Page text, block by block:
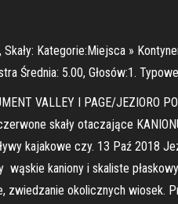
Kategorie:Miejsca »
Średnia: 5.00, Głosów:1. Typowe
VALLEY I PAGE/JEZIORO
skały otaczające
kajakowe czy. 13 Paź 2018
kaniony i skaliste
okolicznych wiosek.